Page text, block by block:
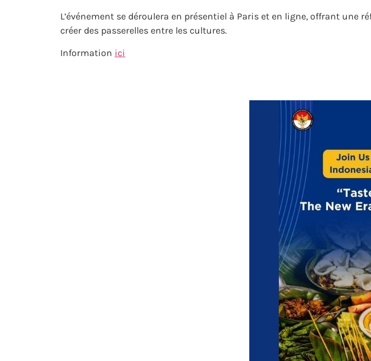
L’événement se déroulera en présentiel à Paris et en ligne, offrant une
créer des passerelles entre les cultures.
Information ici